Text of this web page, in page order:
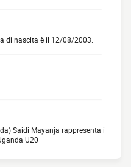
di nascita è il 12/08/2003.
Saidi Mayanja rappresenta i
U20